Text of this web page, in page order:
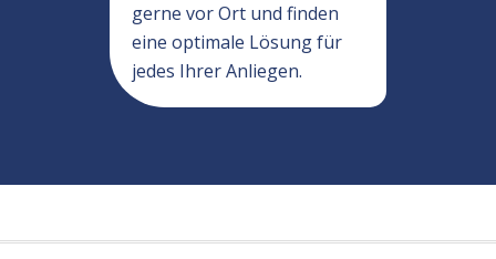
gerne vor Ort und finden
eine optimale Lösung für
jedes Ihrer Anliegen.